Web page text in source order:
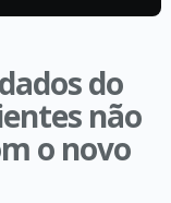
do
não
o novo